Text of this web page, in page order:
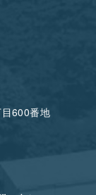
600番地